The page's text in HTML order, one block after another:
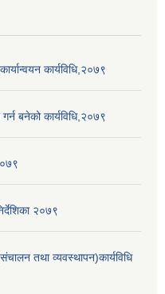
कार्यविधि,२०७९
बनेको कार्यविधि,२०७९
२०७९
तथा व्यवस्थापन)कार्यविधि